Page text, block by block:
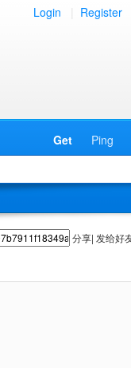
Login Register
Get Ping
分享| 发给好